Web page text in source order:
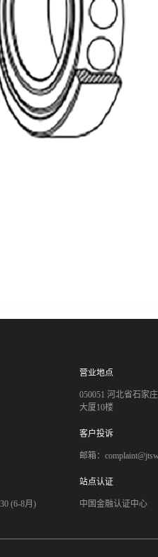
营业地点
050051 河北省石家
大厦10楼
客户投诉
邮箱：
(6-8月)
站点认证
中国金融认证中心